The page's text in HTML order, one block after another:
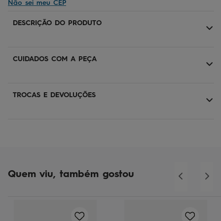
Não sei meu CEP
DESCRIÇÃO DO PRODUTO
CUIDADOS COM A PEÇA
TROCAS E DEVOLUÇÕES
Quem viu, também gostou